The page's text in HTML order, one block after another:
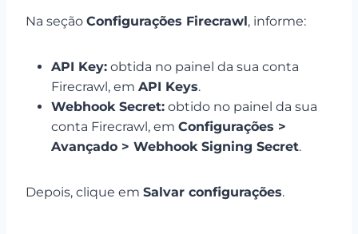
Na seção Configurações Firecrawl, informe:
API Key: obtida no painel da sua conta
Firecrawl, em API Keys.
Webhook Secret: obtido no painel da sua
conta Firecrawl, em Configurações >
Avançado > Webhook Signing Secret.
Depois, clique em Salvar configurações.